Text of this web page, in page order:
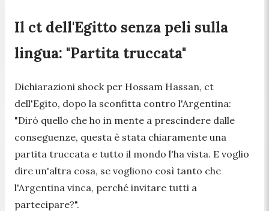
Il ct dell'Egitto senza peli sulla
lingua: "Partita truccata"
Dichiarazioni shock per Hossam Hassan, ct
dell'Egito, dopo la sconfitta contro l'Argentina:
"Dirò quello che ho in mente a prescindere dalle
conseguenze, questa è stata chiaramente una
partita truccata e tutto il mondo l'ha vista. E voglio
dire un'altra cosa, se vogliono così tanto che
l'Argentina vinca, perché invitare tutti a
partecipare?".